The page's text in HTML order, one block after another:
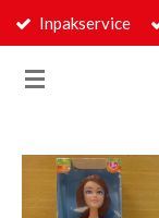
Ga
naar
Inpakservice